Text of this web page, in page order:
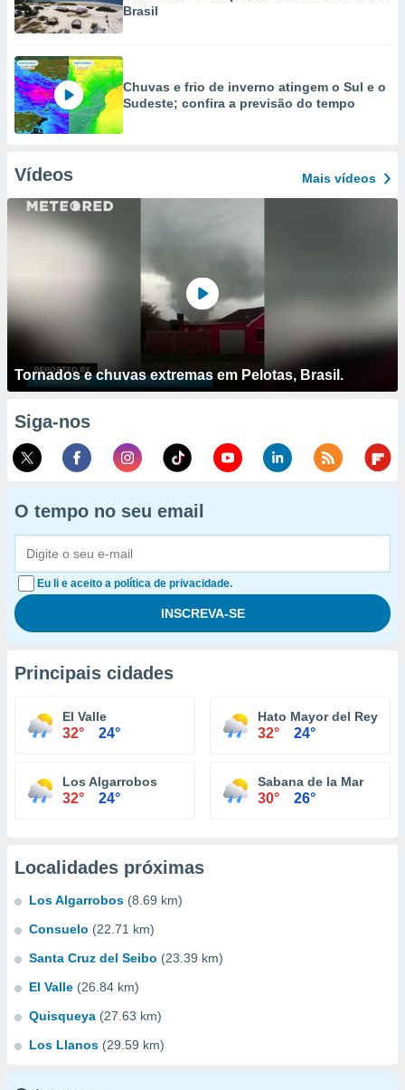
Brasil
Chuvas e frio de inverno atingem o Sul e o
Sudeste; confira a previsão do tempo
Vídeos Mais vídeos
Tornados e chuvas extremas em Pelotas, Brasil.
Siga-nos
O tempo no seu email
Eu li e aceito a política de privacidade.
Principais cidades
El Valle
32° 24°
Hato Mayor del Rey
32° 24°
Los Algarrobos
32° 24°
Sabana de la Mar
30° 26°
Localidades próximas
Los Algarrobos (8.69 km)
Consuelo (22.71 km)
Santa Cruz del Seibo (23.39 km)
El Valle (26.84 km)
Quisqueya (27.63 km)
Los Llanos (29.59 km)